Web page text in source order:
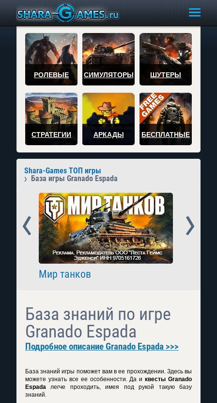
РОЛЕВЫЕ СИМУЛЯТОРЫ ШУТЕРЫ
СТРАТЕГИИ АРКАДЫ БЕСПЛАТНЫЕ
Shara-Games ТОП игры
База игры Granado Espada
Мир танков
Prev
База знаний по игре
Granado Espada
Подробное описание Granado Espada >>>
База знаний игры поможет вам в ее прохождении. Здесь вы
можете узнать все ее особенности. Да иквесты Granado
Espada легче проходить, имея под рукой такую базу
знаний.